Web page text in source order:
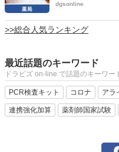
dgsonline
>>総合人気ランキング
最近話題のキーワード
ドラビズ on-line で話題のキーワー
PCR検査キット コロナ アラ
連携強化加算 薬剤師国家試験